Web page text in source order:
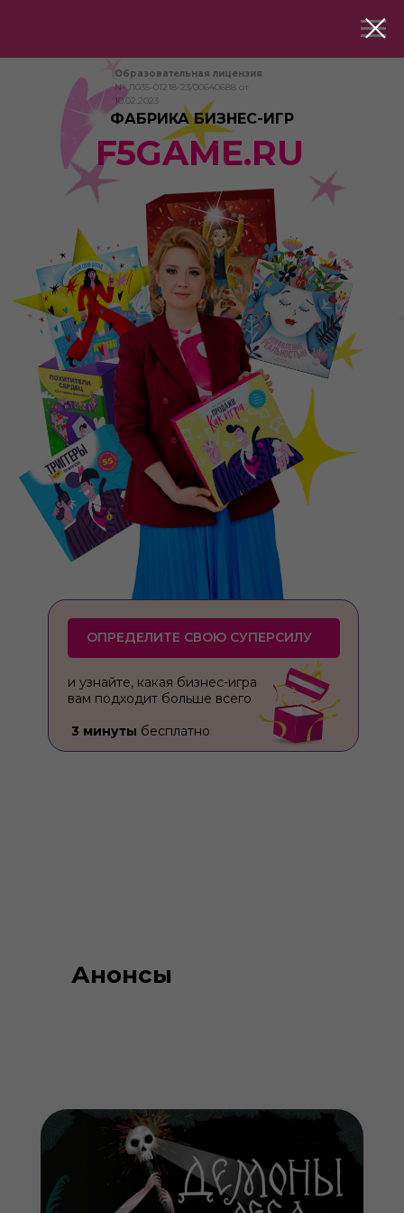
F5GAME.RU
ФАБРИКА БИЗНЕС-ИГР
и узнайте, какая бизнес-игра
вам подходит больше всего
3 минуты бесплатно
ОПРЕДЕЛИТЕ СВОЮ СУПЕРСИЛУ
Образовательная лицензия
№ Л035-01218-23/00640688 от
10.02.2023
Анонсы